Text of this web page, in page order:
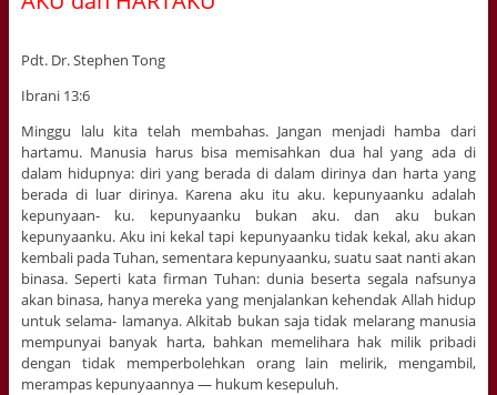
Pdt. Dr. Stephen Tong
Ibrani 13:6
Minggu lalu kita telah membahas. Jangan menjadi hamba dari
hartamu. Manusia harus bisa memisahkan dua hal yang ada di
dalam hidupnya: diri yang berada di dalam dirinya dan harta yang
berada di luar dirinya. Karena aku itu aku. kepunyaanku adalah
kepunyaan- ku. kepunyaanku bukan aku. dan aku bukan
kepunyaanku. Aku ini kekal tapi kepunyaanku tidak kekal, aku akan
kembali pada Tuhan, sementara kepunyaanku, suatu saat nanti akan
binasa. Seperti kata firman Tuhan: dunia beserta segala nafsunya
akan binasa, hanya mereka yang menjalankan kehendak Allah hidup
untuk selama- lamanya. Alkitab bukan saja tidak melarang manusia
mempunyai banyak harta, bahkan memelihara hak milik pribadi
dengan tidak memperbolehkan orang lain melirik, mengambil,
merampas kepunyaannya — hukum kesepuluh.